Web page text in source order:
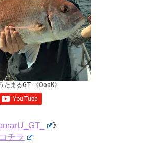
》
チラ